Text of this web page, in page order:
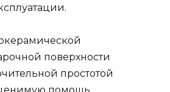
поверхности
простотой